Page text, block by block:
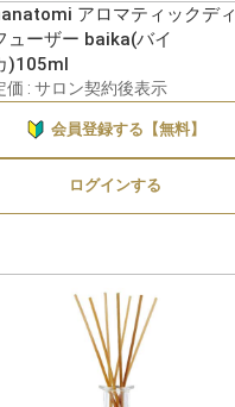
アロマティックディ
ューザー baika(バイ
)105ml
価 : サロン契約後表示
会員登録する【無料】
ログインする